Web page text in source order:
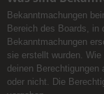
Bekanntmachungen
Bereich des Boards,
Bekanntmachungen
sie erstellt wurden.
deinen
oder nicht. Die